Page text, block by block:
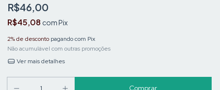
R$46,00
R$45,08 comPix
2% de desconto pagando com Pix
Não acumulável com outras promoções
Ver mais detalhes